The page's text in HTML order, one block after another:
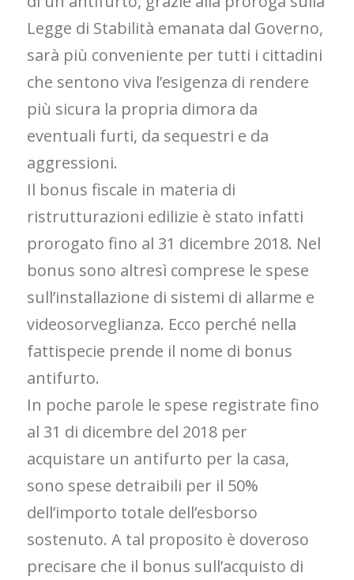
Legge di Stabilità emanata dal Governo,
sarà più conveniente per tutti i cittadini
che sentono viva l’esigenza di rendere
più sicura la propria dimora da
eventuali furti, da sequestri e da
aggressioni.
Il bonus fiscale in materia di
ristrutturazioni edilizie è stato infatti
prorogato fino al 31 dicembre 2018. Nel
bonus sono altresì comprese le spese
sull’installazione di sistemi di allarme e
videosorveglianza. Ecco perché nella
fattispecie prende il nome di bonus
antifurto.
In poche parole le spese registrate fino
al 31 di dicembre del 2018 per
acquistare un antifurto per la casa,
sono spese detraibili per il 50%
dell’importo totale dell’esborso
sostenuto. A tal proposito è doveroso
precisare che il bonus sull’acquisto di